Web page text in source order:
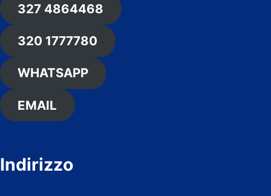
327 4864468
320 1777780
WHATSAPP
EMAIL
Indirizzo